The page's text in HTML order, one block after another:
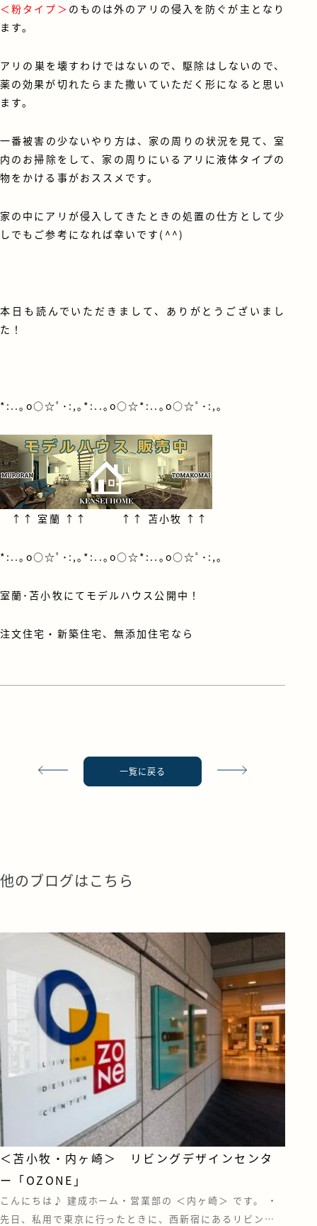
＜粉タイプ＞ のものは外のアリの侵入を防ぐが主となり
ます。
アリの巣を壊すわけではないので、駆除はしないので、
薬の効果が切れたらまた撒いていただく形になると思い
ます。
一番被害の少ないやり方は、家の周りの状況を見て、室
内のお掃除をして、家の周りにいるアリに液体タイプの
物をかける事がおススメです。
家の中にアリが侵入してきたときの処置の仕方として少
しでもご参考になれば幸いです(^^)
本日も読んでいただきまして、ありがとうございまし
た！
*:..｡o○☆ﾟ･:,｡*:..｡o○☆*:..｡o○☆ﾟ･:,｡
↑↑ 室蘭 ↑↑ ↑↑ 苫小牧 ↑↑
*:..｡o○☆ﾟ･:,｡*:..｡o○☆*:..｡o○☆ﾟ･:,｡
室蘭･苫小牧にてモデルハウス公開中！
注文住宅・新築住宅、無添加住宅なら
一覧に戻る
他のブログはこちら
＜苫小牧・内ヶ崎＞ リビングデザインセンタ
ー「OZONE」
こんにちは♪ 建成ホーム・営業部の ＜内ヶ崎＞ です。 ・
先日、私用で東京に行ったときに、西新宿にあるリビング